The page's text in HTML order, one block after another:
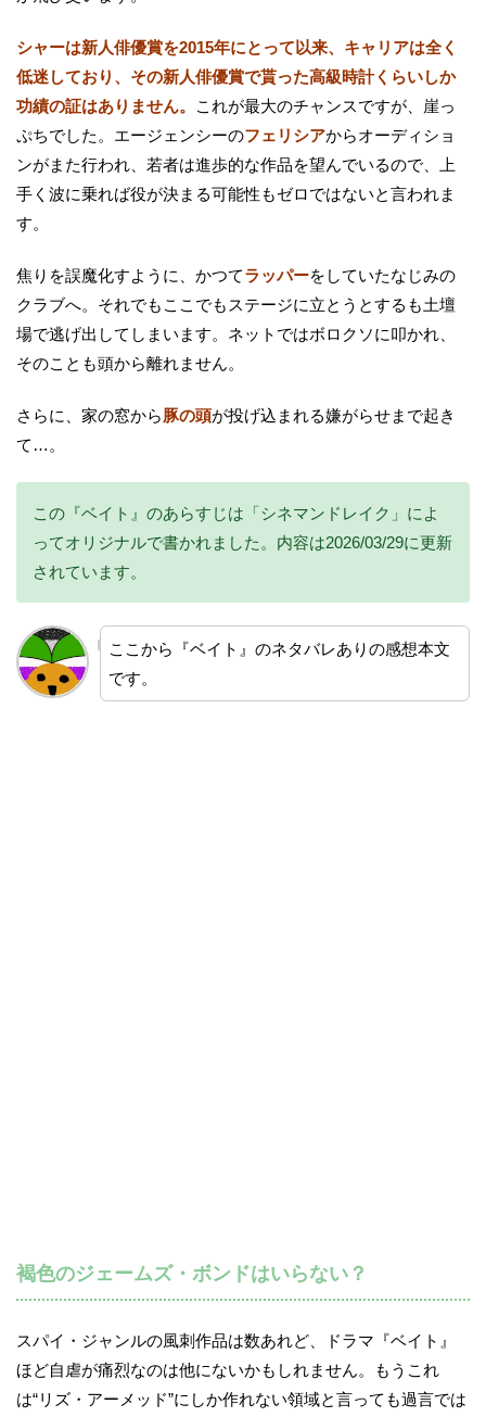
シャーは新人俳優賞を2015年にとって以来、キャリアは全く
低迷しており、その新人俳優賞で貰った高級時計くらいしか
功績の証はありません。
これが最大のチャンスですが、崖っ
ぷちでした。エージェンシーのフェリシアからオーディショ
ンがまた行われ、若者は進歩的な作品を望んでいるので、上
手く波に乗れば役が決まる可能性もゼロではないと言われま
す。
焦りを誤魔化すように、かつてラッパーをしていたなじみの
クラブへ。それでもここでもステージに立とうとするも土壇
場で逃げ出してしまいます。ネットではボロクソに叩かれ、
そのことも頭から離れません。
さらに、家の窓から豚の頭が投げ込まれる嫌がらせまで起き
て…。
この『ベイト』のあらすじは「シネマンドレイク」によ
ってオリジナルで書かれました。内容は2026/03/29に更新
されています。
ここから『ベイト』のネタバレありの感想本文
です。
褐色のジェームズ・ボンドはいらない？
スパイ・ジャンルの風刺作品は数あれど、ドラマ『ベイト』
ほど自虐が痛烈なのは他にないかもしれません。もうこれ
は“リズ・アーメッド”にしか作れない領域と言っても過言では